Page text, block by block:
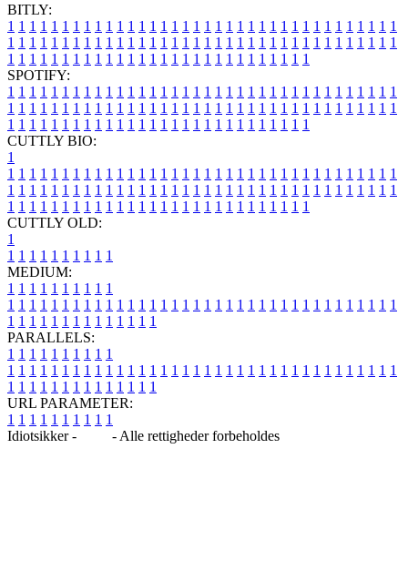
BITLY:
1 1 1 1 1 1 1 1 1 1 1 1 1 1 1 1 1 1 1 1 1 1 1 1 1 1 1 1 1 1 1 1 1 1 1 1
1 1 1 1 1 1 1 1 1 1 1 1 1 1 1 1 1 1 1 1 1 1 1 1 1 1 1 1 1 1 1 1 1 1 1 1
1 1 1 1 1 1 1 1 1 1 1 1 1 1 1 1 1 1 1 1 1 1 1 1 1 1 1 1
SPOTIFY:
1 1 1 1 1 1 1 1 1 1 1 1 1 1 1 1 1 1 1 1 1 1 1 1 1 1 1 1 1 1 1 1 1 1 1 1
1 1 1 1 1 1 1 1 1 1 1 1 1 1 1 1 1 1 1 1 1 1 1 1 1 1 1 1 1 1 1 1 1 1 1 1
1 1 1 1 1 1 1 1 1 1 1 1 1 1 1 1 1 1 1 1 1 1 1 1 1 1 1 1
CUTTLY BIO:
1
1 1 1 1 1 1 1 1 1 1 1 1 1 1 1 1 1 1 1 1 1 1 1 1 1 1 1 1 1 1 1 1 1 1 1 1
1 1 1 1 1 1 1 1 1 1 1 1 1 1 1 1 1 1 1 1 1 1 1 1 1 1 1 1 1 1 1 1 1 1 1 1
1 1 1 1 1 1 1 1 1 1 1 1 1 1 1 1 1 1 1 1 1 1 1 1 1 1 1 1
CUTTLY OLD:
1
1 1 1 1 1 1 1 1 1 1
MEDIUM:
1 1 1 1 1 1 1 1 1 1
1 1 1 1 1 1 1 1 1 1 1 1 1 1 1 1 1 1 1 1 1 1 1 1 1 1 1 1 1 1 1 1 1 1 1 1
1 1 1 1 1 1 1 1 1 1 1 1 1 1
PARALLELS:
1 1 1 1 1 1 1 1 1 1
1 1 1 1 1 1 1 1 1 1 1 1 1 1 1 1 1 1 1 1 1 1 1 1 1 1 1 1 1 1 1 1 1 1 1 1
1 1 1 1 1 1 1 1 1 1 1 1 1 1
URL PARAMETER:
1 1 1 1 1 1 1 1 1 1
Idiotsikker -
- Alle rettigheder forbeholdes